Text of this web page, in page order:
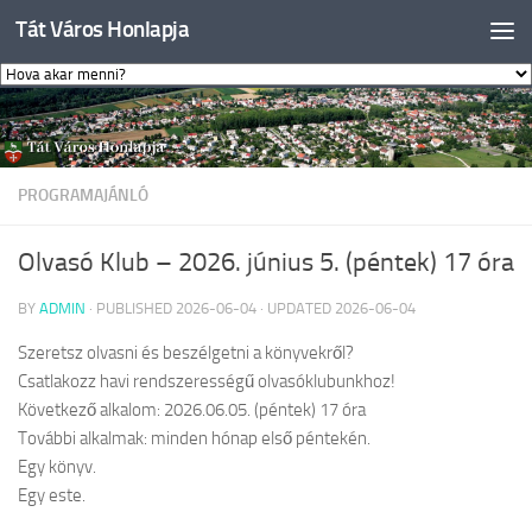
Skip to content
Tát Város Honlapja
PROGRAMAJÁNLÓ
Olvasó Klub – 2026. június 5. (péntek) 17 óra
BY ADMIN · PUBLISHED 2026-06-04 · UPDATED 2026-06-04
Szeretsz olvasni és beszélgetni a könyvekről?
Csatlakozz havi rendszerességű olvasóklubunkhoz!
Következő alkalom: 2026.06.05. (péntek) 17 óra
További alkalmak: minden hónap első péntekén.
Egy könyv.
Egy este.